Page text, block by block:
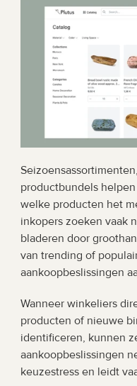
productbundels
welke producten het
inkopers zoeken vaak
bladeren door
van trending of
aankoopbeslissingen
Wanneer winkeliers
producten of nieuwe
identificeren, kunnen
aankoopbeslissingen
keuzestress en leidt